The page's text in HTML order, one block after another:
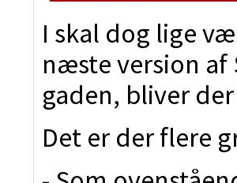
I skal dog lige
næste version
gaden, bliver
Det er der flere